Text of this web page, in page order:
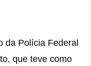
da Polícia Federal
que teve como